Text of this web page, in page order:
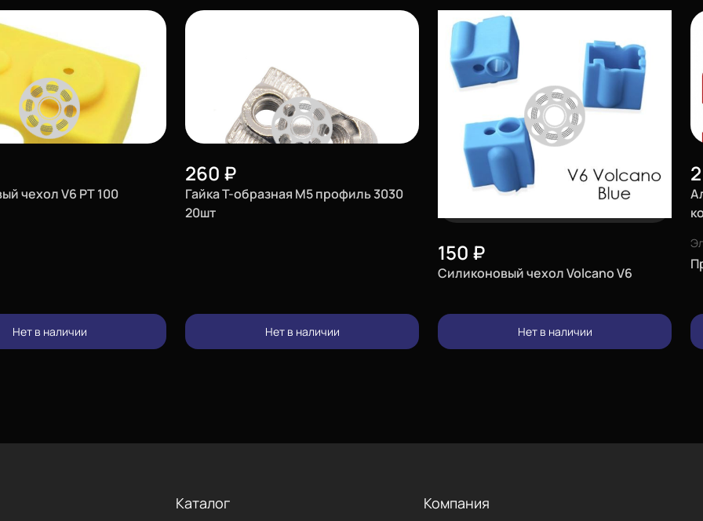
чехол V6 PT 100
Нет в наличии
260 ₽
Гайка Т-образная М5 профиль 3030
20шт
Нет в наличии
150 ₽
Силиконовый чехол Volcano V6
Нет в наличии
Каталог Компания